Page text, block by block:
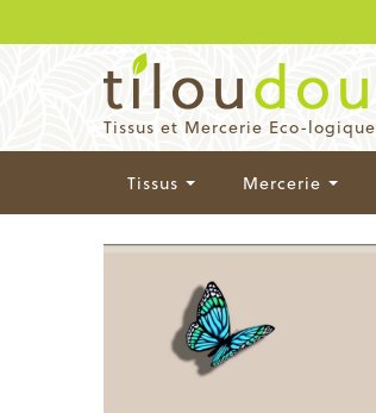
Tissus et Mercerie Eco-logique
Tissus Mercerie